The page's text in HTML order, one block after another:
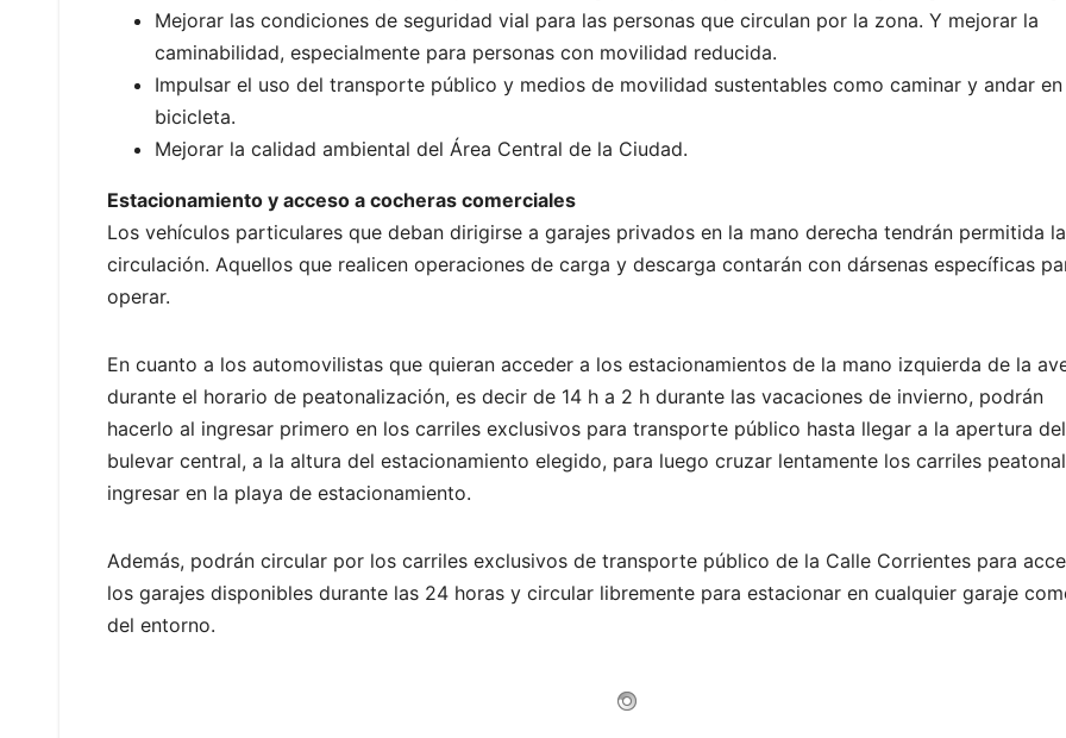
Mejorar las condiciones de seguridad vial para las personas que circulan por la zona. Y mejorar la
caminabilidad, especialmente para personas con movilidad reducida.
Impulsar el uso del transporte público y medios de movilidad sustentables como caminar y andar en
bicicleta.
Mejorar la calidad ambiental del Área Central de la Ciudad.
Estacionamiento y acceso a cocheras comerciales
Los vehículos particulares que deban dirigirse a garajes privados en la mano derecha tendrán permitida la
circulación. Aquellos que realicen operaciones de carga y descarga contarán con dársenas específicas
operar.
En cuanto a los automovilistas que quieran acceder a los estacionamientos de la mano izquierda de la
durante el horario de peatonalización, es decir de 14 h a 2 h durante las vacaciones de invierno, podrán
hacerlo al ingresar primero en los carriles exclusivos para transporte público hasta llegar a la apertura del
bulevar central, a la altura del estacionamiento elegido, para luego cruzar lentamente los carriles
ingresar en la playa de estacionamiento.
Además, podrán circular por los carriles exclusivos de transporte público de la Calle Corrientes para
los garajes disponibles durante las 24 horas y circular libremente para estacionar en cualquier garaje
del entorno.